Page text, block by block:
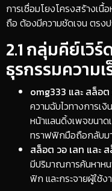
การเชื่อมโยงโครงสร้างเนื้
ถือ ต้องมีความชัดเจน ตรงป
​2.1 กลุ่มคีย์เวิ
ธุรกรรมความเ
omg333 และ สล็อต
ความฉับไวทางการเงิ
หน้าแลนดิ้งเพจขนา
ทราฟฟิกมือถือกลับม
สล็อต วอ เลท และ
มีปริมาณการค้นหาหน
ฟิก และกระจายผู้ใช้